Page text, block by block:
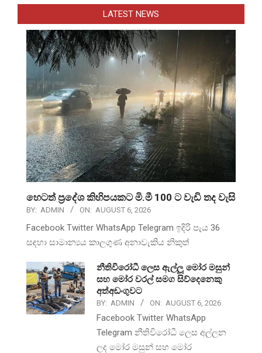
LATEST NEWS
හෙටත් ප්‍රදේශ කිහිපයකට මි.මී 100 ට වැඩි තද වැසි
BY: ADMIN ON: AUGUST 6, 2026
Facebook Twitter WhatsApp Telegram ඉදිරි පැය 36
සඳහා සාමාන්‍යය කාලගුණ අනාවැකිය නිකුත්
නීතිවිරෝධී ලෙස ඇල්ලූ මෝර මසුන්
සහ මෝර වරල් සමග සිව්දෙනෙකු
අත්අඩංගුවට
BY: ADMIN ON: AUGUST 6, 2026
Facebook Twitter WhatsApp
Telegram නීතිවිරෝධී ලෙස අල්ලන
ලද මෝර මසුන් සහ මෝර